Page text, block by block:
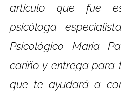
artículo que fue
psicóloga
Psicológico María
cariño y entrega para
que te ayudará a